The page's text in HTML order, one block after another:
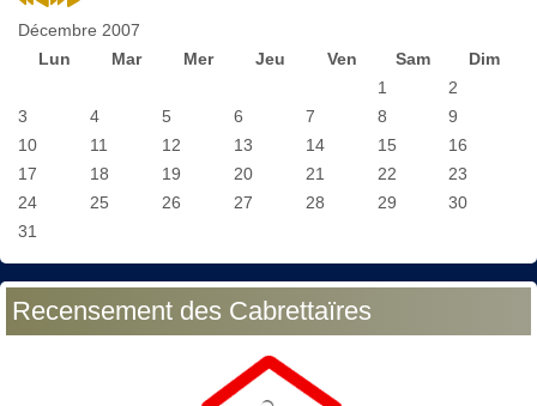
Décembre 2007
Lun
Mar Mer Jeu Ven Sam
Dim
1
2
3
4 5 6 7 8
9
10
11 12 13 14 15
16
17
18 19 20 21 22
23
24
25 26 27 28 29
30
31
Recensement des Cabrettaïres